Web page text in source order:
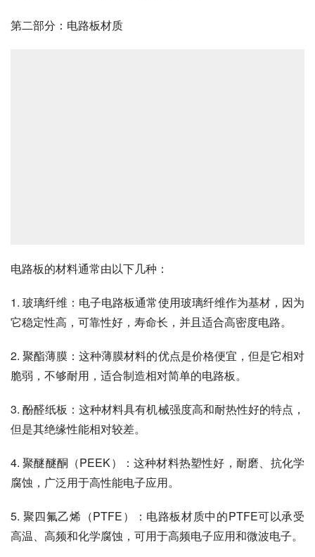
第二部分：电路板材质
电路板的材料通常由以下几种：
1. 玻璃纤维：电子电路板通常使用玻璃纤维作为基材，因为
它稳定性高，可靠性好，寿命长，并且适合高密度电路。
2. 聚酯薄膜：这种薄膜材料的优点是价格便宜，但是它相对
脆弱，不够耐用，适合制造相对简单的电路板。
3. 酚醛纸板：这种材料具有机械强度高和耐热性好的特点，
但是其绝缘性能相对较差。
4. 聚醚醚酮（PEEK）：这种材料热塑性好，耐磨、抗化学
腐蚀，广泛用于高性能电子应用。
5. 聚四氟乙烯（PTFE）：电路板材质中的PTFE可以承受
高温、高频和化学腐蚀，可用于高频电子应用和微波电子。